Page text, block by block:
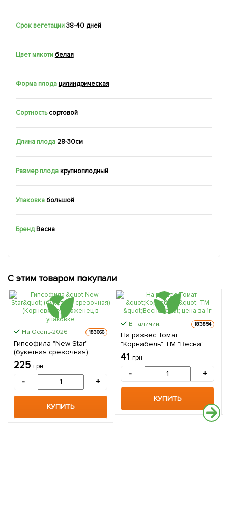
Срок вегетации 38-40 дней
Цвет мякоти белая
Форма плодацилиндрическая
Сортность сортовой
Длина плода 28-30см
Размер плодакрупноплодный
Упаковка большой
БрендВесна
С этим товаром покупали
На Осень-2026 183666
Гипсофила "New Star"
(букетная срезочная)
(Корневище) 1 саженец в
упаковке
225 грн
- +
КУПИТЬ
В наличии. 183854
На развес Томат
"Корнабель" ТМ "Весна"
цена за 1г
41 грн
- +
КУПИТЬ